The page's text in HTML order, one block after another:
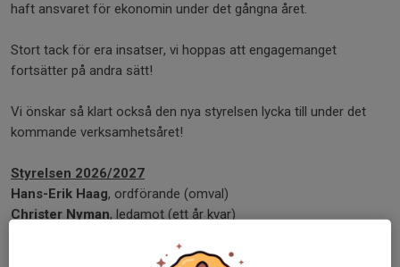
haft ansvaret för ekonomin under det gångna året.
Stort tack för era insatser, vi hoppas att engagemanget
fortsätter på andra sätt!
Vi önskar så klart också den nya styrelsen lycka till under det
kommande verksamhetsåret!
Styrelsen 2026/2027
Hans-Erik Haag, ordförande (omval)
Christer Nyman, ledamot (ett år kvar)
, ledamot (tidigare suppleant)